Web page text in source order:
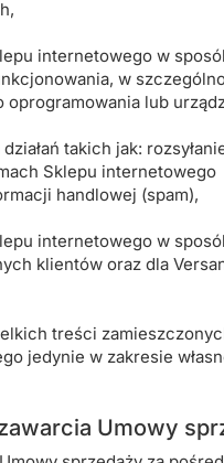
internetowego w
w
oprogramowania lub
takich jak:
Sklepu internetowego
handlowej (spam),
internetowego w
klientów oraz dla
treści
jedynie w zakresie
Umowy